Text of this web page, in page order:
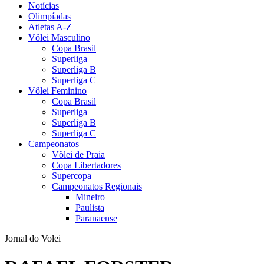
Notícias
Olimpíadas
Atletas A-Z
Vôlei Masculino
Copa Brasil
Superliga
Superliga B
Superliga C
Vôlei Feminino
Copa Brasil
Superliga
Superliga B
Superliga C
Campeonatos
Vôlei de Praia
Copa Libertadores
Supercopa
Campeonatos Regionais
Mineiro
Paulista
Paranaense
Jornal do Volei